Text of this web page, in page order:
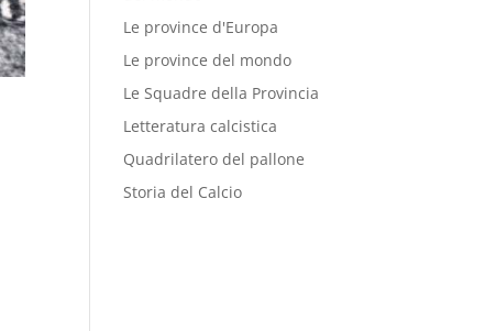
Le province d'Europa
Le province del mondo
Le Squadre della Provincia
Letteratura calcistica
Quadrilatero del pallone
Storia del Calcio